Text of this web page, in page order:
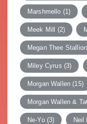
Marshmello (1)
Meek Mill (2)
Megan Thee Stallion
Miley Cyrus (3)
Morgan Wallen (15)
Morgan Wallen &
Ne-Yo(3) Neil